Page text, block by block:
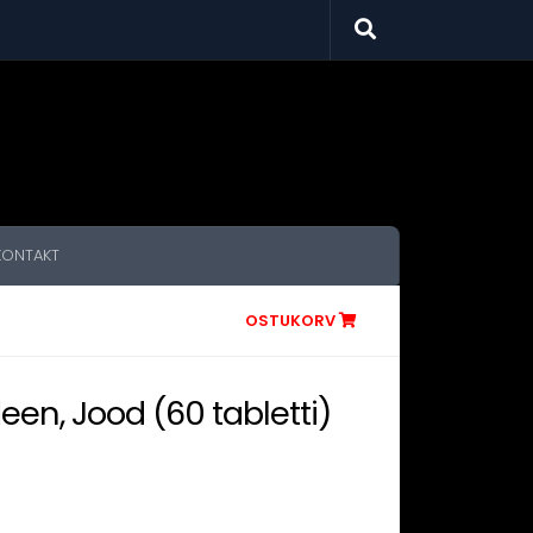
OSTUKORV
Jood (60 tabletti)